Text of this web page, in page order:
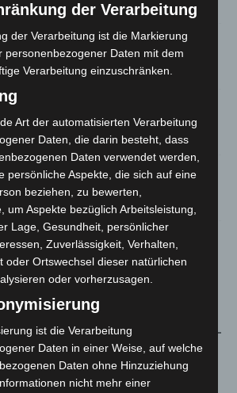
Begegnung“ in Neuwarmbüchen schnell
21 neue Notfallsanitäter starten beim
über A7 – Polizei sucht
bei Bagger-Unfall auf Baustelle
2.799
der Verarbeitung
der Verarbeitung ist die Markierung
personenbezogener Daten mit dem
Verarbeitung einzuschränken.
Art der automatisierten Verarbeitung
Daten, die darin besteht, dass
Daten verwendet werden,
persönliche Aspekte, die sich auf eine
beziehen, zu bewerten,
um Aspekte bezüglich Arbeitsleistung,
Lage, Gesundheit, persönlicher
Zuverlässigkeit, Verhalten,
oder Ortswechsel dieser natürlichen
oder vorherzusagen.
ist die Verarbeitung
Daten in einer Weise, auf welche
Daten ohne Hinzuziehung
nicht mehr einer